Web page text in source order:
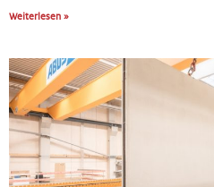
Weiterlesen »